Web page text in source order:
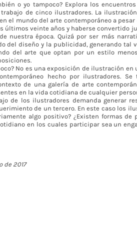
o yo tampoco? Explora los
de cinco ilustradores. La
el mundo del arte contemporáneo a
últimos veinte años y haberse convertido
nuestra época. Quizá por ser más
del diseño y la publicidad, generando tal
del arte que optan por un estilo
No es una exposición de ilustración
hecho por ilustradores.
de una galería de arte
en la vida cotidiana de cualquier
de los ilustradores demanda generar
de un tercero. En este caso los
algo positivo? ¿Existen formas
en los cuales participar sea un
de 2017